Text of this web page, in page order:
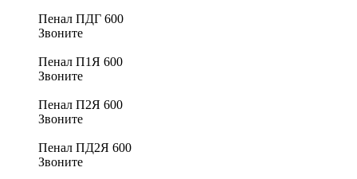
Пенал ПДГ 600
Звоните
Пенал П1Я 600
Звоните
Пенал П2Я 600
Звоните
Пенал ПД2Я 600
Звоните